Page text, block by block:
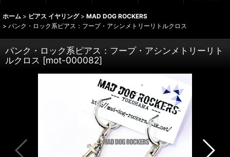
ホーム > ピアス イヤリング > MAD DOG ROCKERS
> パンク・ロック系ピアス：フープ・アシンメトリーリトルクロス
パンク・ロック系ピアス：フープ・アシンメトリーリト
ルクロス [mot-000082]